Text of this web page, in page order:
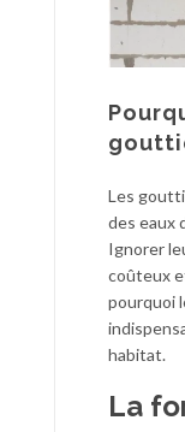
Les
des eaux
Ignorer
coûteux
pourquoi
habitat.
La